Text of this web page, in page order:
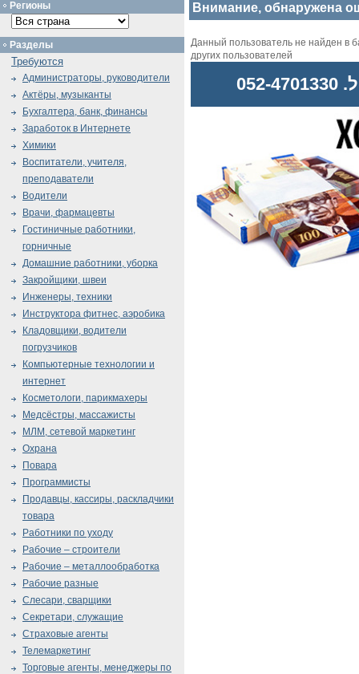
Внимание, обнаружена
Данный пользователь не найден в
других пользователей
Регионы
Разделы
Требуются
Администраторы, руководители
Актёры, музыканты
Бухгалтера, банк, финансы
Заработок в Интернете
Химики
Воспитатели, учителя,
преподаватели
Водители
Врачи, фармацевты
Гостиничные работники,
горничные
Домашние работники, уборка
Закройщики, швеи
Инженеры, техники
Инструктора фитнес, аэробика
Кладовщики, водители
погрузчиков
Компьютерные технологии и
интернет
Косметологи, парикмахеры
Медсёстры, массажисты
МЛМ, сетевой маркетинг
Охрана
Повара
Программисты
Продавцы, кассиры, раскладчики
товара
Работники по уходу
Рабочие – строители
Рабочие – металлообработка
Рабочие разные
Слесари, сварщики
Секретари, служащие
Страховые агенты
Телемаркетинг
Торговые агенты, менеджеры по